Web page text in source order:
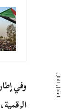
وفي
المقال التالي